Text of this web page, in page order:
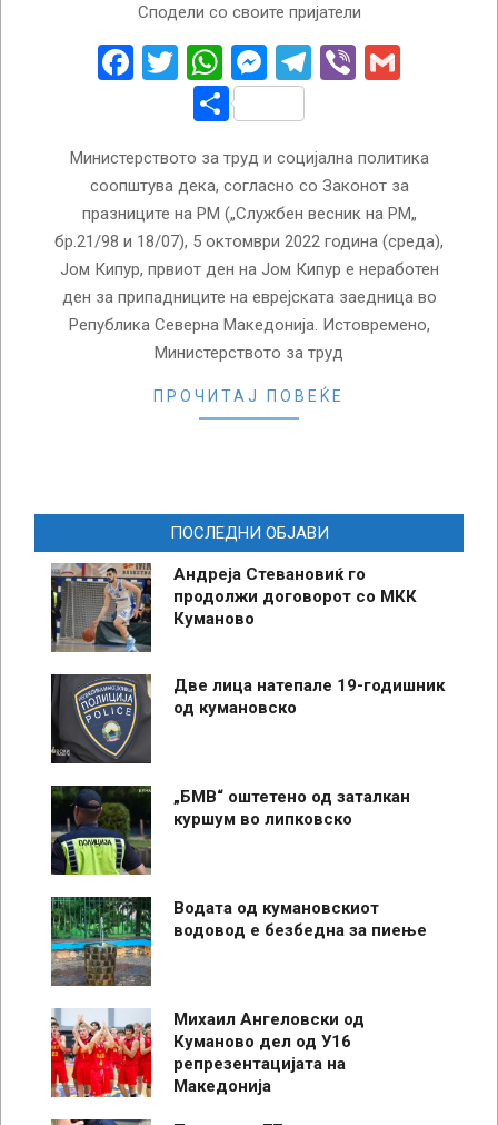
Сподели со своите пријатели
Facebook
Twitter
WhatsApp
Messenger
Telegram
Viber
Share
Министерството за труд и социјална политика
соопштува дека, согласно со Законот за
празниците на РМ („Службен весник на РМ„
бр.21/98 и 18/07), 5 октомври 2022 година (среда),
Јом Кипур, првиот ден на Јом Кипур е неработен
ден за припадниците на еврејската заедница во
Република Северна Македонија. Истовремено,
Министерството за труд
ПРОЧИТАЈ ПОВЕЌЕ
ПОСЛЕДНИ ОБЈАВИ
Андреја Стевановиќ го
продолжи договорот со МКК
Куманово
Две лица натепале 19-годишник
од кумановско
„БМВ“ оштетено од заталкан
куршум во липковско
Водата од кумановскиот
водовод е безбедна за пиење
Михаил Ангеловски од
Куманово дел од У16
репрезентацијата на
Македонија